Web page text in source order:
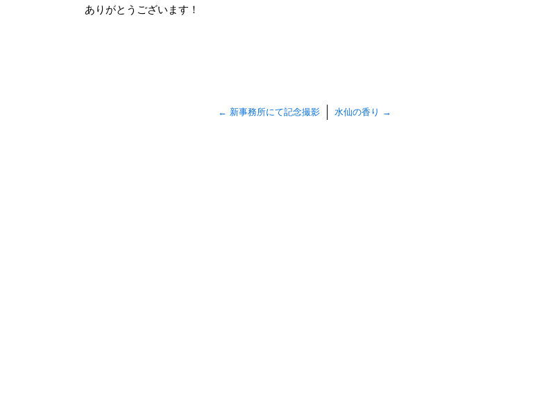
ありがとうございます！
← 新事務所にて記念撮影 水仙の香り →